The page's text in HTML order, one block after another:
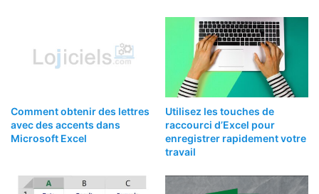
Comment obtenir des lettres
avec des accents dans
Microsoft Excel
Utilisez les touches de
raccourci d’Excel pour
enregistrer rapidement votre
travail